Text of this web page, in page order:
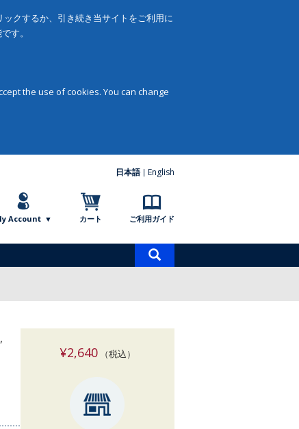
クするか、引き続き当サイトをご利用に
す。
the use of cookies. You can change
日本語 English
Account カート ご利用ガイド
¥2,640（税込）